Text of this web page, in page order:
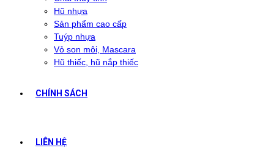
Hũ nhựa
Sản phẩm cao cấp
Tuýp nhựa
Vỏ son môi, Mascara
Hũ thiếc, hũ nắp thiếc
CHÍNH SÁCH
LIÊN HỆ